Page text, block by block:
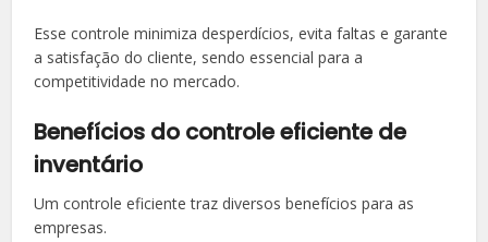
Esse controle minimiza desperdícios, evita faltas e garante
a satisfação do cliente, sendo essencial para a
competitividade no mercado.
Benefícios do controle eficiente de
inventário
Um controle eficiente traz diversos benefícios para as
empresas.